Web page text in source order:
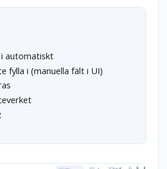
i automatiskt
fylla i (manuella fält i UI)